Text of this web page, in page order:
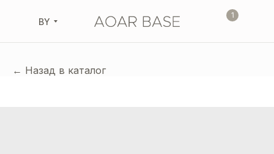
1
BY
← Назад в каталог